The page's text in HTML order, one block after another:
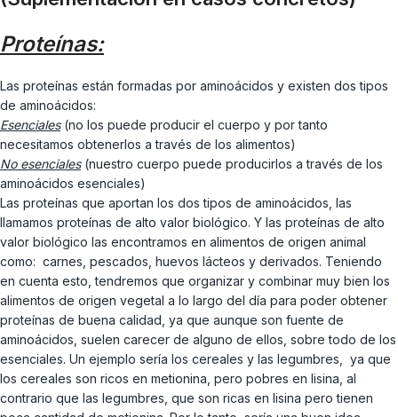
Proteínas:
Las proteínas están formadas por aminoácidos y existen dos tipos
de aminoácidos:
Esenciales(no los puede producir el cuerpo y por tanto
necesitamos obtenerlos a través de los alimentos)
No esenciales(nuestro cuerpo puede producirlos a través de los
aminoácidos esenciales)
Las proteínas que aportan los dos tipos de aminoácidos, las
llamamos proteínas de alto valor biológico. Y las proteínas de alto
valor biológico las encontramos en alimentos de origen animal
como: carnes, pescados, huevos lácteos y derivados. Teniendo
en cuenta esto, tendremos que organizar y combinar muy bien los
alimentos de origen vegetal a lo largo del día para poder obtener
proteínas de buena calidad, ya que aunque son fuente de
aminoácidos, suelen carecer de alguno de ellos, sobre todo de los
esenciales. Un ejemplo sería los cereales y las legumbres, ya que
los cereales son ricos en metionina, pero pobres en lisina, al
contrario que las legumbres, que son ricas en lisina pero tienen